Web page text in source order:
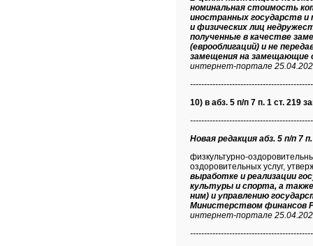
номинальная стоимость
иностранных государств и
и физических лиц
полученные в качестве
(еврооблигаций) и не
замещения на замещающие
интернет-портале
10) в абз. 5 п/п 7 п. 1 ст. 219
Новая редакция абз. 5 п/п 7
физкультурно-
оздоровительных услуг,
выработке и реализации
культуры и спорта, а
ним) и управлению
Министерством финансов
интернет-портале